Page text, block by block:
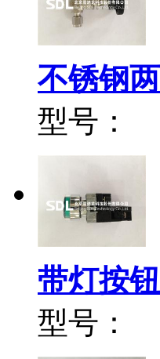
不锈钢
型号：
带灯按
型号：